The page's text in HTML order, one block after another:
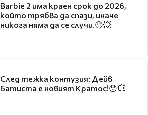
Barbie 2 има краен срок до 2026,
който трябва да спази, иначе
никога няма да се случи.😯💥
След тежка контузия: Дейв
Батиста е новият Кратос!😯💥